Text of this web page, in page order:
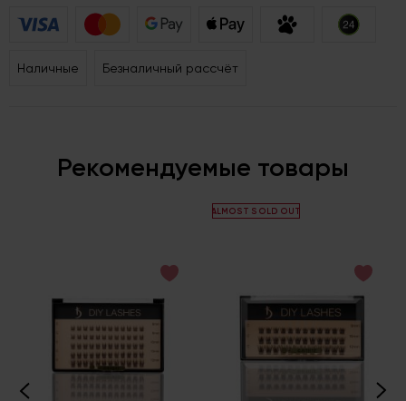
Наличные Безналичный рассчёт
Рекомендуемые товары
ALMOST SOLD OUT